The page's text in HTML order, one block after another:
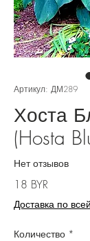
Артикул: ДМ289
Хоста
(Hosta
Нет отзывов
18 BYR
Доставка по
Количество *